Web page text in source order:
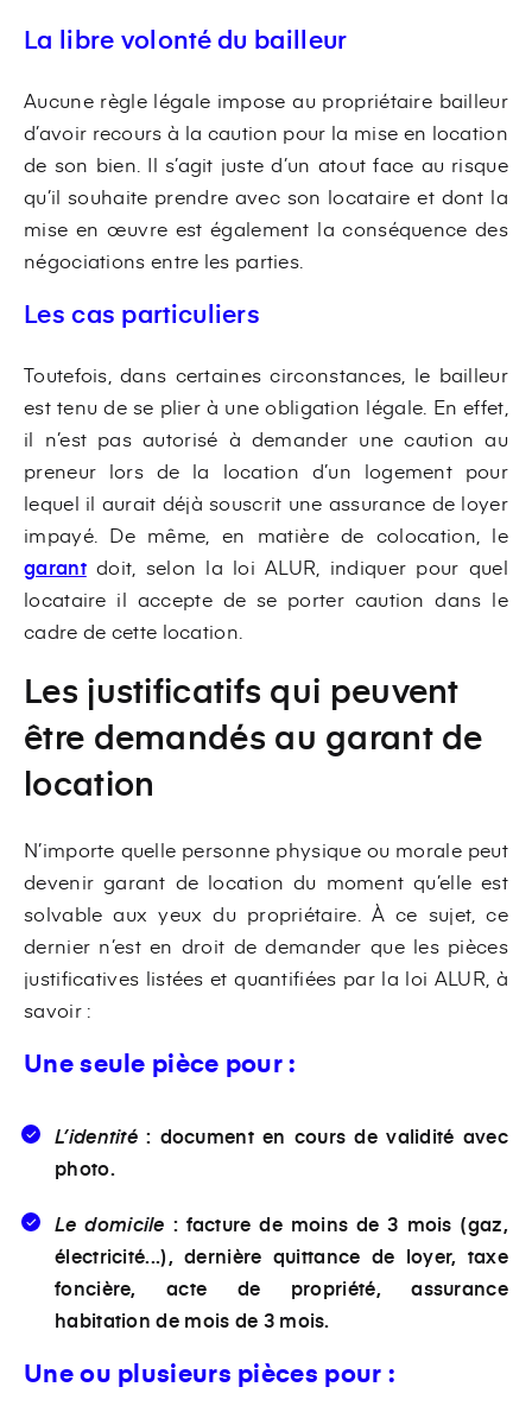
La libre volonté du bailleur
Aucune règle légale impose au propriétaire bailleur
d’avoir recours à la caution pour la mise en location
de son bien. Il s’agit juste d’un atout face au risque
qu’il souhaite prendre avec son locataire et dont la
mise en œuvre est également la conséquence des
négociations entre les parties.
Les cas particuliers
Toutefois, dans certaines circonstances, le bailleur
est tenu de se plier à une obligation légale. En effet,
il n’est pas autorisé à demander une caution au
preneur lors de la location d’un logement pour
lequel il aurait déjà souscrit une assurance de loyer
impayé. De même, en matière de colocation, le
garantdoit, selon la loi ALUR, indiquer pour quel
locataire il accepte de se porter caution dans le
cadre de cette location.
Les justificatifs qui peuvent
être demandés au garant de
location
N’importe quelle personne physique ou morale peut
devenir garant de location du moment qu’elle est
solvable aux yeux du propriétaire. À ce sujet, ce
dernier n’est en droit de demander que les pièces
justificatives listées et quantifiées par la loi ALUR, à
savoir :
Une seule pièce pour :
L’identité: document en cours de validité avec
photo.
Le domicile : facture de moins de 3 mois (gaz,
électricité...), dernière quittance de loyer, taxe
foncière, acte de propriété, assurance
habitation de mois de 3 mois.
Une ou plusieurs pièces pour :